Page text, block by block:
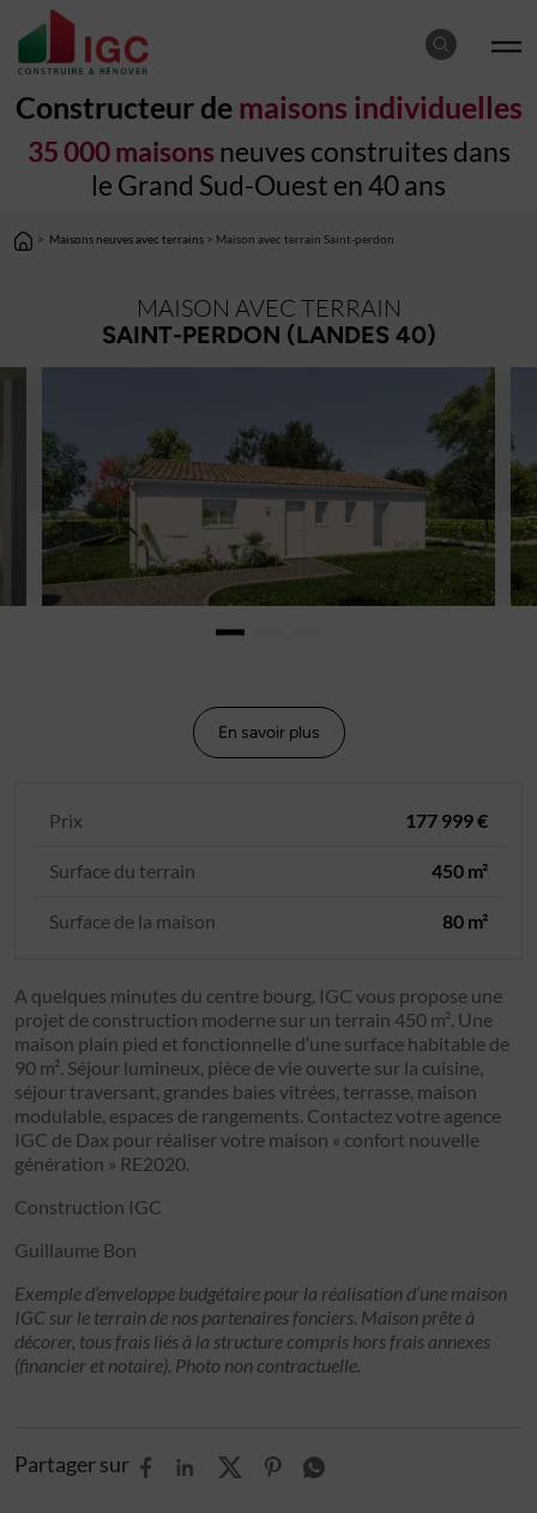
Constructeur de maisons individuelles
35 000 maisons neuves construites dans
le Grand Sud-Ouest en 40 ans
> Maisons neuves avec terrains > Maison avec terrain Saint-perdon
MAISON AVEC TERRAIN
SAINT-PERDON (LANDES 40)
En savoir plus
Prix 177 999 €
Surface du terrain 450 m²
Surface de la maison 80 m²
A quelques minutes du centre bourg, IGC vous propose une
projet de construction moderne sur un terrain 450 m². Une
maison plain pied et fonctionnelle d’une surface habitable de
90 m². Séjour lumineux, pièce de vie ouverte sur la cuisine,
séjour traversant, grandes baies vitrées, terrasse, maison
modulable, espaces de rangements. Contactez votre agence
IGC de Dax pour réaliser votre maison « confort nouvelle
génération » RE2020.
Construction IGC
Guillaume Bon
Exemple d’enveloppe budgétaire pour la réalisation d’une maison
IGC sur le terrain de nos partenaires fonciers. Maison prête à
décorer, tous frais liés à la structure compris hors frais annexes
(financier et notaire). Photo non contractuelle.
Partager sur